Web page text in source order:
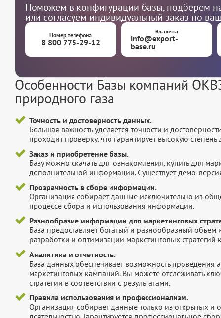
Поможем в конфигурации базы, подберем
или согласуем индивидуальный заказ по
Номер телефона
8 800 775-29-12
Эл. почта
info@export-
base.ru
Особенности Базы компаний
природного газа
Точность и достоверность данных.
Большая важность уделяется точности и
проходит проверку, что гарантирует высокую
Заказ и приобретение базы.
Базу можно скачать для ознакомления, купить для
дополнительной информации. Существует демо-
Прозрачность в сборе информации.
Организация собирает данные исключительно из
процессе сбора и использования информации.
Разнообразие информации для маркетинговых
База предоставляет богатый и разнообразный
разработки и оптимизации маркетинговых стратегий
Аналитика и отчетность.
База данных обеспечивает возможность проведения
маркетинговых кампаний. Вы можете отслеживать
стратегии в соответствии с результатами.
Правила использования и профессионализм.
Организация собирает данные только из открытых и
деятельностью. Гарантируется профессиональное